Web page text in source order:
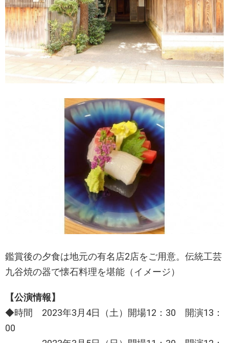
鑑賞後の夕食は地元の有名店2店をご用意。伝統工芸
九谷焼の器で懐石料理を堪能（イメージ）
【公演情報】
◆時間 2023年3月4日（土）開場12：30 開演13：
00